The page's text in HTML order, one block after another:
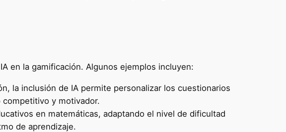
en la gamificación. Algunos ejemplos incluyen:
la inclusión de IA permite personalizar los cuestionarios
y motivador.
en matemáticas, adaptando el nivel de dificultad
de aprendizaje.